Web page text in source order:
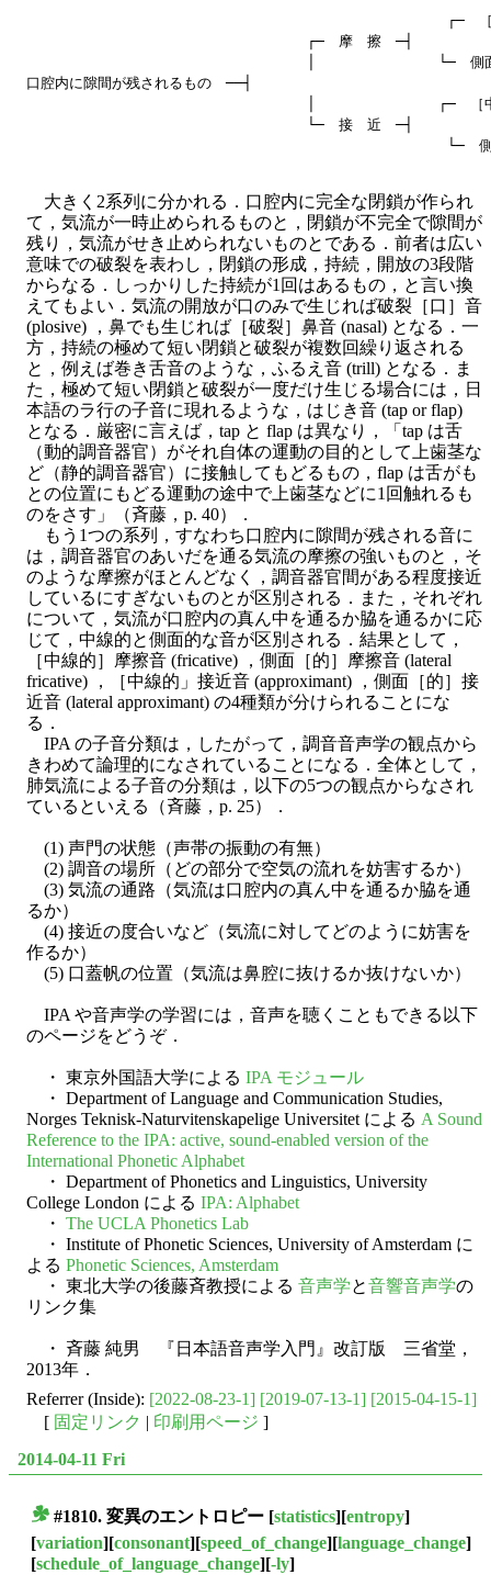
┌─　［
                                ┌─　摩　擦　─┤
│              └─　側
口腔内に隙間が残されるもの　──┤
│              ┌─　［
                                └─　接　近　─┤
大きく2系列に分かれる．口腔内に完全な閉鎖が作られ
て，気流が一時止められるものと，閉鎖が不完全で隙間が
残り，気流がせき止められないものとである．前者は広い
意味での破裂を表わし，閉鎖の形成，持続，開放の3段階
からなる．しっかりした持続が1回はあるもの，と言い換
えてもよい．気流の開放が口のみで生じれば破裂［口］音
(plosive) ，鼻でも生じれば［破裂］鼻音 (nasal) となる．一
方，持続の極めて短い閉鎖と破裂が複数回繰り返される
と，例えば巻き舌音のような，ふるえ音 (trill) となる．ま
た，極めて短い閉鎖と破裂が一度だけ生じる場合には，日
本語のラ行の子音に現れるような，はじき音 (tap or flap)
となる．厳密に言えば，tap と flap は異なり，「tap は舌
（動的調音器官）がそれ自体の運動の目的として上歯茎な
ど（静的調音器官）に接触してもどるもの，flap は舌がも
との位置にもどる運動の途中で上歯茎などに1回触れるも
のをさす」（斉藤，p. 40）．
もう1つの系列，すなわち口腔内に隙間が残される音に
は，調音器官のあいだを通る気流の摩擦の強いものと，そ
のような摩擦がほとんどなく，調音器官間がある程度接近
しているにすぎないものとが区別される．また，それぞれ
について，気流が口腔内の真ん中を通るか脇を通るかに応
じて，中線的と側面的な音が区別される．結果として，
［中線的］摩擦音 (fricative) ，側面［的］摩擦音 (lateral
fricative) ，［中線的」接近音 (approximant) ，側面［的］接
近音 (lateral approximant) の4種類が分けられることにな
る．
IPA の子音分類は，したがって，調音音声学の観点から
きわめて論理的になされていることになる．全体として，
肺気流による子音の分類は，以下の5つの観点からなされ
ているといえる（斉藤，p. 25）．
(1) 声門の状態（声帯の振動の有無）
(2) 調音の場所（どの部分で空気の流れを妨害するか）
(3) 気流の通路（気流は口腔内の真ん中を通るか脇を通
るか）
(4) 接近の度合いなど（気流に対してどのように妨害を
作るか）
(5) 口蓋帆の位置（気流は鼻腔に抜けるか抜けないか）
IPA や音声学の学習には，音声を聴くこともできる以下
のページをどうぞ．
・ 東京外国語大学による IPA モジュール
・ Department of Language and Communication Studies,
Norges Teknisk-Naturvitenskapelige Universitet による A Sound
Reference to the IPA: active, sound-enabled version of the
International Phonetic Alphabet
・ Department of Phonetics and Linguistics, University
College London による IPA: Alphabet
・ The UCLA Phonetics Lab
・ Institute of Phonetic Sciences, University of Amsterdam に
よる Phonetic Sciences, Amsterdam
・ 東北大学の後藤斉教授による 音声学と音響音声学の
リンク集
・ 斉藤 純男 『日本語音声学入門』改訂版 三省堂，
2013年．
Referrer (Inside): [2022-08-23-1] [2019-07-13-1] [2015-04-15-1]
[ 固定リンク | 印刷用ページ ]
2014-04-11 Fri
#1810. 変異のエントロピー [statistics][entropy]
[variation][consonant][speed_of_change][language_change]
[schedule_of_language_change][-ly]